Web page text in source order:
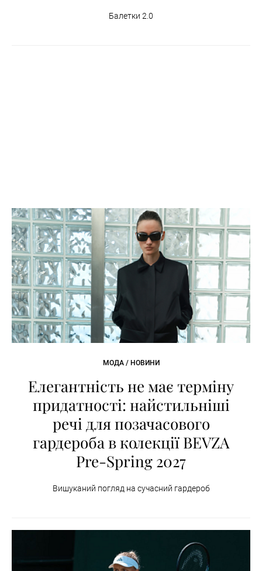
Балетки 2.0
МОДА / НОВИНИ
Елегантність не має терміну
придатності: найстильніші
речі для позачасового
гардероба в колекції BEVZA
Pre-Spring 2027
Вишуканий погляд на сучасний гардероб